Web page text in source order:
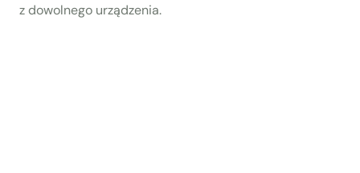
z dowolnego urządzenia.